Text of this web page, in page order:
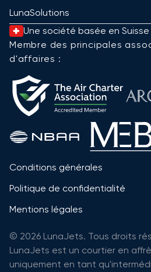
LunaSolutions
Une société basée en Suisse
Membre des principales
d'affaires :
Conditions générales
Politique de confidentialité
Mentions légales
© 2026 LunaJets. Tous droits
LunaJets est un courtier en
uniquement en tant